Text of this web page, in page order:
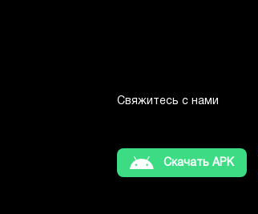
Свяжитесь с нами
Скачать APK